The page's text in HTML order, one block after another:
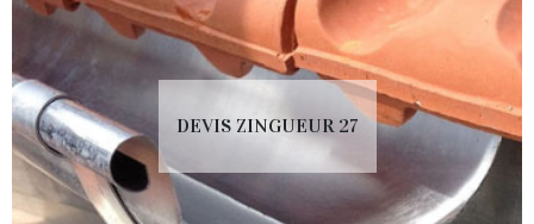
DEVIS ZINGUEUR 27